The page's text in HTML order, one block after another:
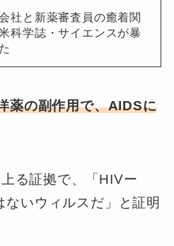
社と新薬審査員の癒着関
科学誌・サイエンスが暴
薬の副作用で、AIDSに
る証拠で、「HIVー
いウィルスだ」と証明